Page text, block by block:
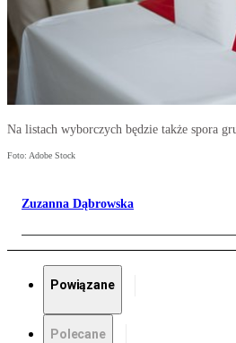
Na listach wyborczych będzie także spora
Foto: Adobe Stock
Zuzanna Dąbrowska
Powiązane
Polecane